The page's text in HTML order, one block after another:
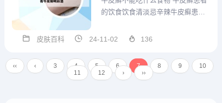
的饮食饮食清淡忌辛辣牛皮癣患者
不宜吃辛辣刺激的食物，比如生
椒、孜然、茴香、桂皮、芥末等各
种调味品，以防加重病情。肉食类
皮肤百科 24-11-02 136
‹‹ ‹ 3 4 5 6 7 8 9
10
11
12 › ››